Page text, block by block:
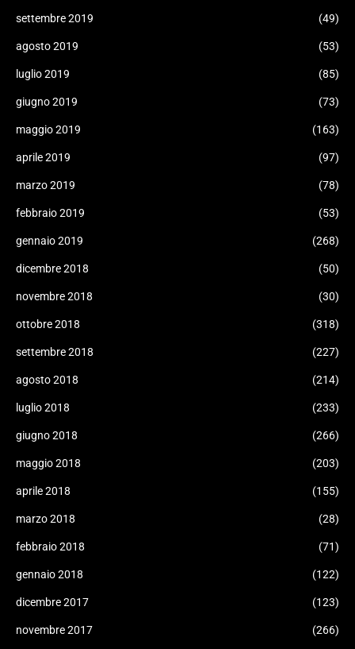
settembre 2019 (49)
agosto 2019 (53)
luglio 2019 (85)
giugno 2019 (73)
maggio 2019 (163)
aprile 2019 (97)
marzo 2019 (78)
febbraio 2019 (53)
gennaio 2019 (268)
dicembre 2018 (50)
novembre 2018 (30)
ottobre 2018 (318)
settembre 2018 (227)
agosto 2018 (214)
luglio 2018 (233)
giugno 2018 (266)
maggio 2018 (203)
aprile 2018 (155)
marzo 2018 (28)
febbraio 2018 (71)
gennaio 2018 (122)
dicembre 2017 (123)
novembre 2017 (266)